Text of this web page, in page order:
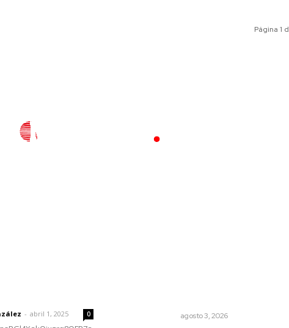
Página 1
- abril 1, 2025 0 agosto 3, 2026